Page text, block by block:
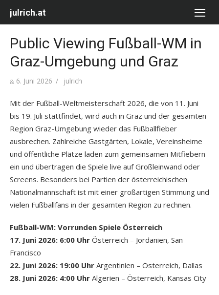
julrich.at
Public Viewing Fußball-WM in
Graz-Umgebung und Graz
Posted
6. Juni 2026 Author
julrich
Mit der Fußball-Weltmeisterschaft 2026, die von 11. Juni
bis 19. Juli stattfindet, wird auch in Graz und der gesamten
Region Graz-Umgebung wieder das Fußballfieber
ausbrechen. Zahlreiche Gastgärten, Lokale, Vereinsheime
und öffentliche Plätze laden zum gemeinsamen Mitfiebern
ein und übertragen die Spiele live auf Großleinwand oder
Screens. Besonders bei Partien der österreichischen
Nationalmannschaft ist mit einer großartigen Stimmung und
vielen Fußballfans in der gesamten Region zu rechnen.
Fußball-WM: Vorrunden Spiele Österreich
17. Juni 2026: 6:00 Uhr Österreich – Jordanien, San
Francisco
22. Juni 2026: 19:00 Uhr Argentinien – Österreich, Dallas
28. Juni 2026: 4:00 Uhr Algerien – Österreich, Kansas City